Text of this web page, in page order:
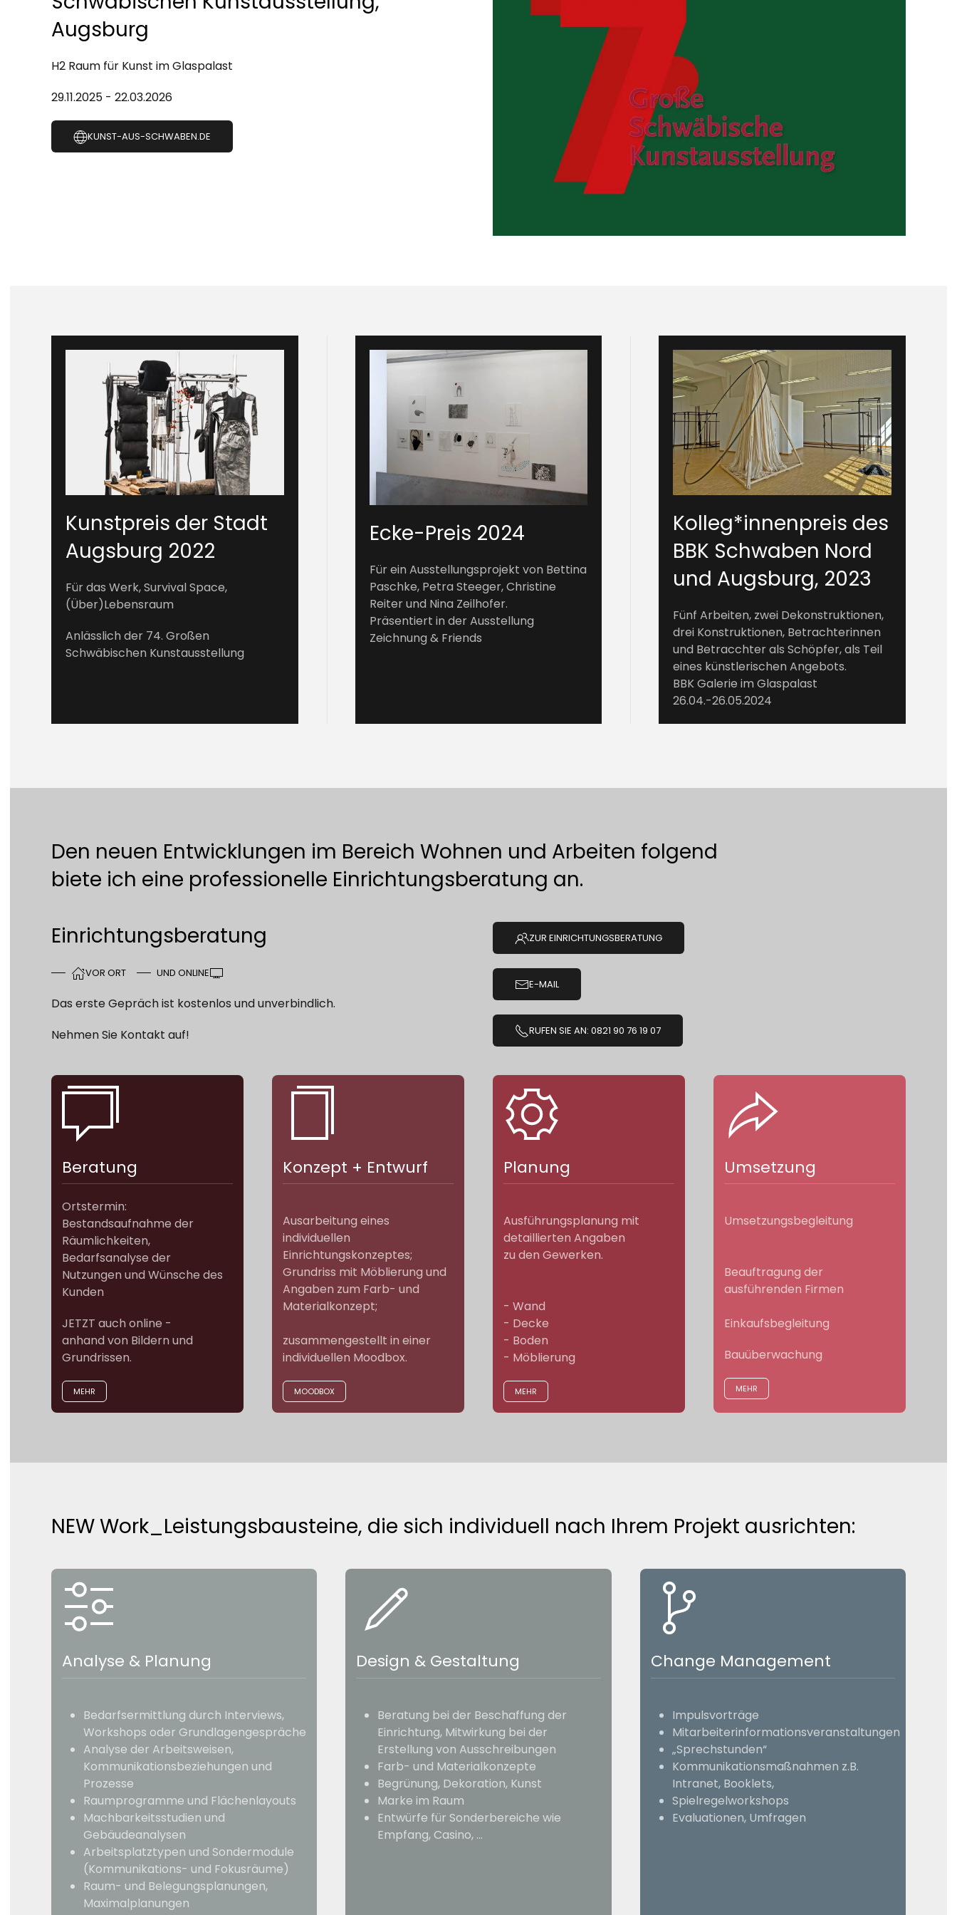
Augsburg
H2 Raum für Kunst im Glaspalast
29.11.2025 - 22.03.2026
KUNST-AUS-SCHWABEN.DE
Kunstpreis der Stadt
Augsburg 2022
Für das Werk, Survival Space,
(Über)Lebensraum
Anlässlich der 74. Großen
Schwäbischen Kunstausstellung
Ecke-Preis 2024
Für ein Ausstellungsprojekt von Bettina
Paschke, Petra Steeger, Christine
Reiter und Nina Zeilhofer.
Präsentiert in der Ausstellung
Zeichnung & Friends
Kolleg*innenpreis des
BBK Schwaben Nord
und Augsburg, 2023
Fünf Arbeiten, zwei Dekonstruktionen,
drei Konstruktionen, Betrachterinnen
und Betracchter als Schöpfer, als Teil
eines künstlerischen Angebots.
BBK Galerie im Glaspalast
26.04.-26.05.2024
Den neuen Entwicklungen im Bereich Wohnen und Arbeiten folgend
biete ich eine professionelle Einrichtungsberatung an.
Einrichtungsberatung
VOR ORT UND ONLINE
Das erste Gepräch ist kostenlos und unverbindlich.
Nehmen Sie Kontakt auf!
ZUR EINRICHTUNGSBERATUNG
E-MAIL
RUFEN SIE AN: 0821 90 76 19 07
Beratung
Ortstermin:
Bestandsaufnahme der
Räumlichkeiten,
Bedarfsanalyse der
Nutzungen und Wünsche des
Kunden
JETZT auch online -
anhand von Bildern und
Grundrissen.
MEHR
Konzept + Entwurf
Ausarbeitung eines
individuellen
Einrichtungskonzeptes;
Grundriss mit Möblierung und
Angaben zum Farb- und
Materialkonzept;
zusammengestellt in einer
individuellen Moodbox.
MOODBOX
Planung
Ausführungsplanung mit
detaillierten Angaben
zu den Gewerken.
- Wand
- Decke
- Boden
- Möblierung
MEHR
Umsetzung
Umsetzungsbegleitung
Beauftragung der
ausführenden Firmen
Einkaufsbegleitung
Bauüberwachung
MEHR
NEW Work_Leistungsbausteine, die sich individuell nach Ihrem Projekt ausrichten:
Analyse & Planung
Bedarfsermittlung durch Interviews,
Workshops oder Grundlagengespräche
Analyse der Arbeitsweisen,
Kommunikationsbeziehungen und
Prozesse
Raumprogramme und Flächenlayouts
Machbarkeitsstudien und
Gebäudeanalysen
Arbeitsplatztypen und Sondermodule
(Kommunikations- und Fokusräume)
Raum- und Belegungsplanungen,
Maximalplanungen
Design & Gestaltung
Beratung bei der Beschaffung der
Einrichtung, Mitwirkung bei der
Erstellung von Ausschreibungen
Farb- und Materialkonzepte
Begrünung, Dekoration, Kunst
Marke im Raum
Entwürfe für Sonderbereiche wie
Empfang, Casino, …
Change Management
Impulsvorträge
Mitarbeiterinformationsveranstaltungen
„Sprechstunden“
Kommunikationsmaßnahmen z.B.
Intranet, Booklets,
Spielregelworkshops
Evaluationen, Umfragen